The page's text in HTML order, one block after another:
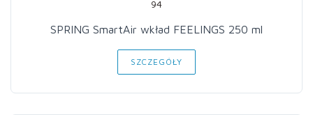
94
SPRING SmartAir wkład FEELINGS 250 ml
SZCZEGÓŁY